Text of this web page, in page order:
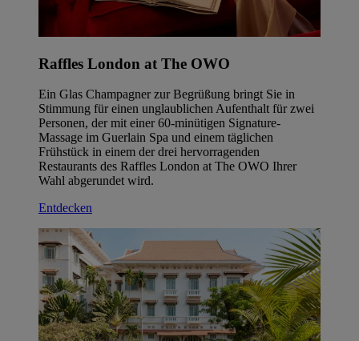
Raffles London at The OWO
Ein Glas Champagner zur Begrüßung bringt Sie in
Stimmung für einen unglaublichen Aufenthalt für zwei
Personen, der mit einer 60-minütigen Signature-
Massage im Guerlain Spa und einem täglichen
Frühstück in einem der drei hervorragenden
Restaurants des Raffles London at The OWO Ihrer
Wahl abgerundet wird.
Entdecken